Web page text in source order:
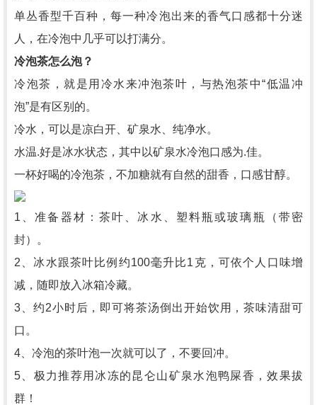
单丛香型千百种，每一种冷泡出来的香气口感都十分迷
人，在冷泡中几乎可以打满分。
冷泡茶怎么泡？
冷泡茶，就是用冷水来冲泡茶叶，与热泡茶中“低温冲
泡”是有区别的。
冷水，可以是凉白开、矿泉水、纯净水。
水温.好是冰水状态，其中以矿泉水冷泡口感为.佳。
一杯好喝的冷泡茶，不加糖就有自然的甜香，口感甘醇。
1、准备器材：茶叶、冰水、塑料瓶或玻璃瓶（带密
封）。
2、冰水跟茶叶比例约100毫升比1克，可依个人口味增
减，随即放入冰箱冷藏。
3、约2小时后，即可将茶汤倒出开始饮用，茶味清甜可
口。
4、冷泡的茶叶泡一次就可以了，不要回冲。
5、极力推荐用冰冻的昆仑山矿泉水泡鸭屎香，效果拔
群！